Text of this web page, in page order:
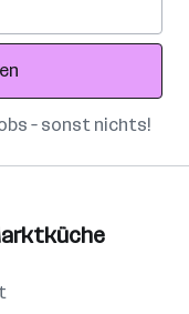
– sonst nichts!